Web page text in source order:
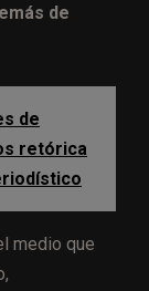
de
de
retórica
medio que